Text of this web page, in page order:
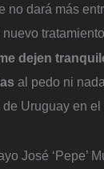
no dará más
dejen
al pedo ni
Uruguay en
José ‘Pepe’